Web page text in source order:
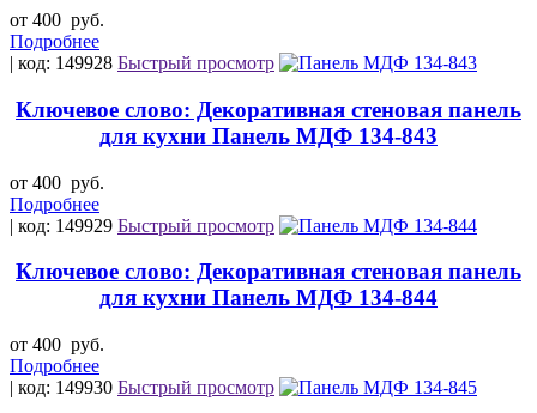
от 400 руб.
Подробнее
| код: 149928 Быстрый просмотр
Ключевое слово: Декоративная стеновая панель
для кухни Панель МДФ 134-843
от 400 руб.
Подробнее
| код: 149929 Быстрый просмотр
Ключевое слово: Декоративная стеновая панель
для кухни Панель МДФ 134-844
от 400 руб.
Подробнее
| код: 149930 Быстрый просмотр